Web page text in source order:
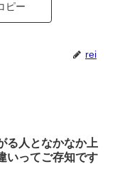
ピー
rei
る人となかなか上
いってご存知です